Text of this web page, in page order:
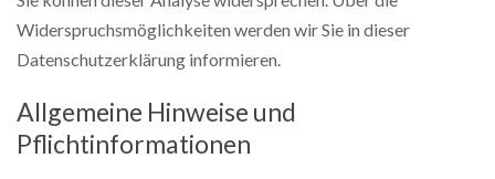
Widerspruchsmöglichkeiten werden wir Sie in dieser
Datenschutzerklärung informieren.
Allgemeine Hinweise und
Pflichtinformationen